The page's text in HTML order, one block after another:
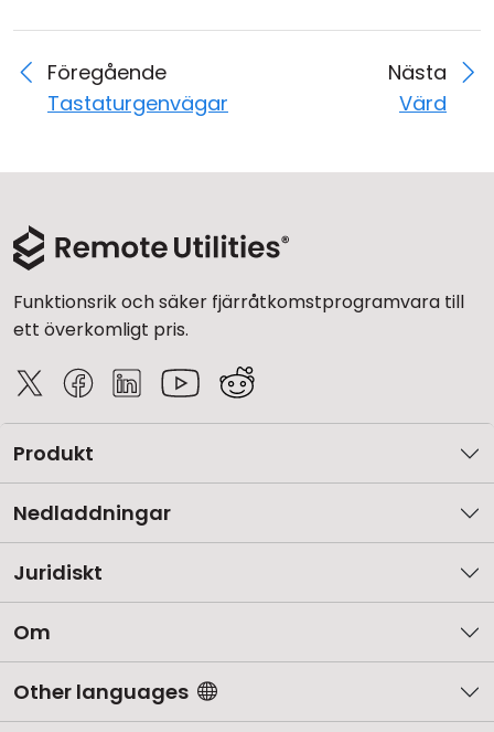
Föregående
Tastaturgenvägar
Nästa
Värd
Funktionsrik och säker fjärråtkomstprogramvara till
ett överkomligt pris.
Produkt
Nedladdningar
Juridiskt
Om
Other languages